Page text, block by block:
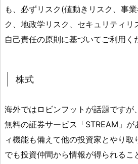
も、必ずリスク(値動きリスク、事
ク、地政学リスク、セキュリティリ
自己責任の原則に基づいてご利用く
株式
海外ではロビンフットが話題ですが
無料の証券サービス「STREAM」が
ィ機能も備えて他の投資家とやり
でも投資仲間から情報が得られるこ